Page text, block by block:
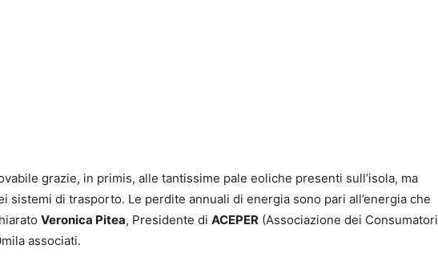
grazie, in primis, alle tantissime pale eoliche presenti sull’isola, ma
sistemi di trasporto. Le perdite annuali di energia sono pari all’energia che
Veronica Pitea, Presidente di ACEPER (Associazione dei Consumatori
associati.